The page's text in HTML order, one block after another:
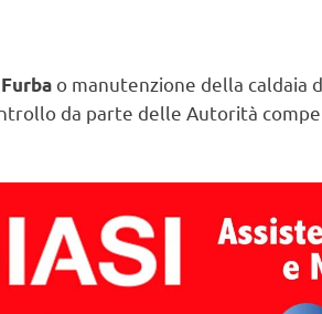
o manutenzione della caldaia
da parte delle Autorità